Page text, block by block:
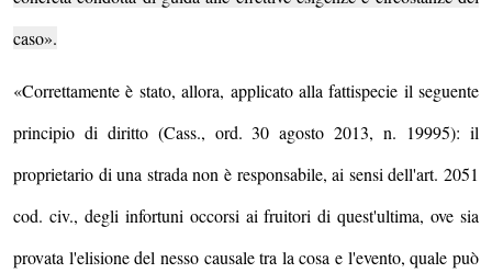
caso».
«Correttamente è stato, allora, applicato alla fattispecie il seguente
principio di diritto (Cass., ord. 30 agosto 2013, n. 19995): il
proprietario di una strada non è responsabile, ai sensi dell'art. 2051
cod. civ., degli infortuni occorsi ai fruitori di quest'ultima, ove sia
provata l'elisione del nesso causale tra la cosa e l'evento, quale può